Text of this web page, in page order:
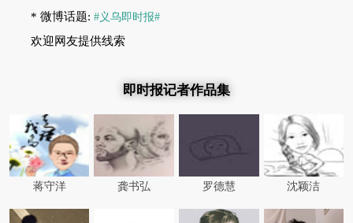
* 微博话题: #义乌即时报#
欢迎网友提供线索
即时报记者作品集
蒋守洋 龚书弘 罗德慧 沈颖洁